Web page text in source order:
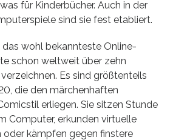
für Kinderbücher. Auch in der
sind sie fest etabliert.
das wohl bekannteste Online-
schon weltweit über zehn
Es sind größtenteils
die den märchenhaften
erliegen. Sie sitzen Stunde
Computer, erkunden virtuelle
kämpfen gegen finstere